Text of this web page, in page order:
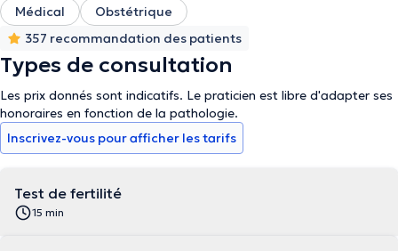
Médical
Obstétrique
357 recommandation des patients
Types de consultation
Les prix donnés sont indicatifs. Le praticien est libre d'adapter ses
honoraires en fonction de la pathologie.
Inscrivez-vous pour afficher les tarifs
Test de fertilité
15 min